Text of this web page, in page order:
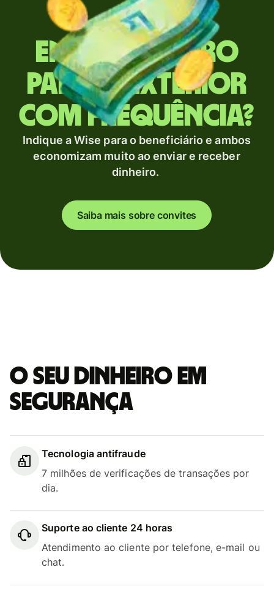
Envia dinheiro
para o exterior
com frequência?
Indique a Wise para o beneficiário e ambos
economizam muito ao enviar e receber
dinheiro.
Saiba mais sobre convites
O seu dinheiro em
segurança
Tecnologia antifraude
7 milhões de verificações de transações por
dia.
Suporte ao cliente 24 horas
Atendimento ao cliente por telefone, e-mail ou
chat.